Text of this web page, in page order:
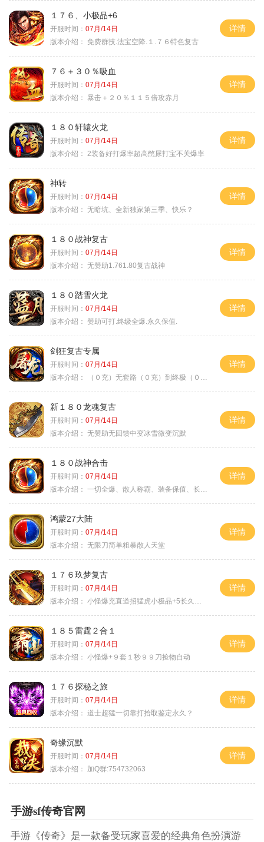
１７６、小极品+6
开服时间： 07月/14日
版本介绍： 免费群技.法宝空降.１.７６特色复古
详情
７６＋３０％吸血
开服时间： 07月/14日
版本介绍： 暴击＋２０％１１５倍攻赤月
详情
１８０轩辕火龙
开服时间： 07月/14日
版本介绍：
2装备好打爆率超高憋尿打宝不关爆率
详情
神转
开服时间： 07月/14日
版本介绍： 无暗坑、全新独家第三季、快乐？
详情
１８０战神复古
开服时间： 07月/14日
版本介绍： 无赞助1.761.80复古战神
详情
１８０踏雪火龙
开服时间： 07月/14日
版本介绍： 赞助可打.终级全爆.永久保值.
详情
剑狂复古专属
开服时间： 07月/14日
版本介绍：
（０充）无套路（０充）到终极（０充）爽
详情
新１８０龙魂复古
开服时间： 07月/14日
版本介绍： 无赞助无回馈中变冰雪微变沉默
详情
１８０战神合击
开服时间： 07月/14日
版本介绍： 一切全爆、散人称霸、装备保值、长期耐玩
详情
鸿蒙27大陆
开服时间： 07月/14日
版本介绍： 无限刀简单粗暴散人天堂
详情
１７６玖梦复古
开服时间： 07月/14日
版本介绍： 小怪爆充直道招猛虎小极品+5长久好玩
详情
１８５雷霆２合１
开服时间： 07月/14日
版本介绍： 小怪爆+９套１秒９９刀捡物自动
详情
１７６探秘之旅
开服时间： 07月/14日
版本介绍： 道士超猛一切靠打拾取鉴定永久？
详情
奇缘沉默
开服时间： 07月/14日
版本介绍：
加Q群:754732063
详情
手游sf传奇官网
手游《传奇》是一款备受玩家喜爱的经典角色扮演游